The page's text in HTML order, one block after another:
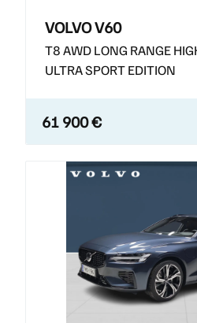
VOLVO V60
T8 AWD LONG RANGE
ULTRA SPORT EDITION
61 900 €